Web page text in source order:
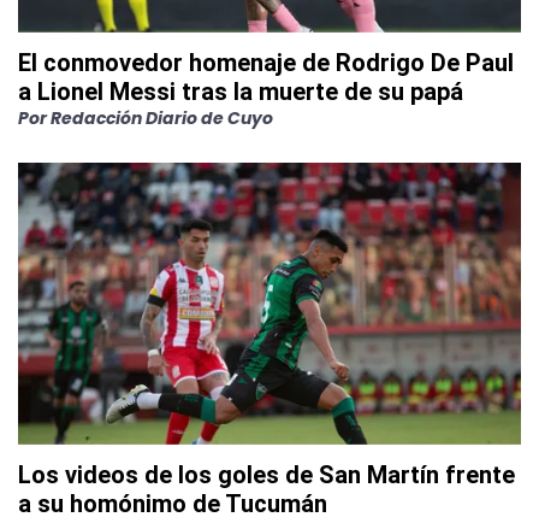
El conmovedor homenaje de Rodrigo De Paul
a Lionel Messi tras la muerte de su papá
PorRedacción Diario de Cuyo
Los videos de los goles de San Martín frente
a su homónimo de Tucumán